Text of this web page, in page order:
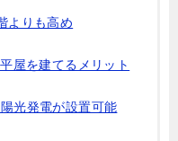
よりも高め
屋を建てるメリット
光発電が設置可能